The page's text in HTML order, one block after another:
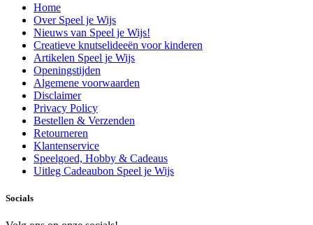
Home
Over Speel je Wijs
Nieuws van Speel je Wijs!
Creatieve knutselideeën voor kinderen
Artikelen Speel je Wijs
Openingstijden
Algemene voorwaarden
Disclaimer
Privacy Policy
Bestellen & Verzenden
Retourneren
Klantenservice
Speelgoed, Hobby & Cadeaus
Uitleg Cadeaubon Speel je Wijs
Socials